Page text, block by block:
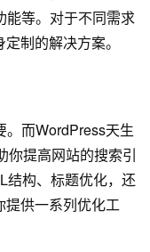
能等。对于不同需求
制的解决方案。
。而WordPress天生
你提高网站的搜索引
结构、标题优化，还
提供一系列优化工